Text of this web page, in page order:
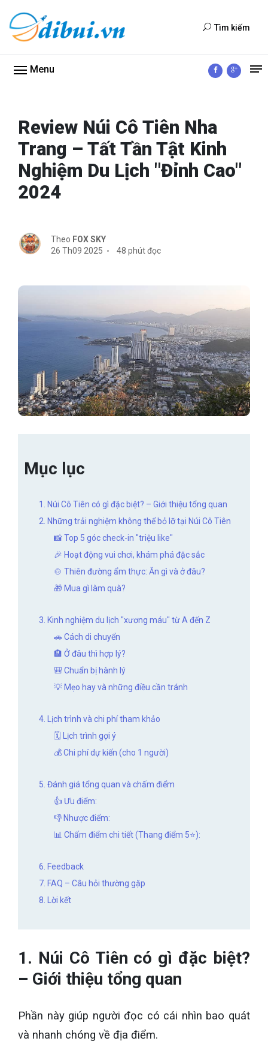
Tìm kiếm
Menu
Review Núi Cô Tiên Nha
Trang – Tất Tần Tật Kinh
Nghiệm Du Lịch "Đỉnh Cao"
2024
Theo FOX SKY
26 Th09 2025
48 phút đọc
Mục lục
1. Núi Cô Tiên có gì đặc biệt? – Giới thiệu tổng quan
2. Những trải nghiệm không thể bỏ lỡ tại Núi Cô Tiên
📸 Top 5 góc check-in "triệu like"
🎉 Hoạt động vui chơi, khám phá đặc sắc
🍲 Thiên đường ẩm thực: Ăn gì và ở đâu?
🎁 Mua gì làm quà?
3. Kinh nghiệm du lịch "xương máu" từ A đến Z
🚗 Cách di chuyển
🏨 Ở đâu thì hợp lý?
🎒 Chuẩn bị hành lý
💡 Mẹo hay và những điều cần tránh
4. Lịch trình và chi phí tham khảo
🗓️ Lịch trình gợi ý
💰 Chi phí dự kiến (cho 1 người)
5. Đánh giá tổng quan và chấm điểm
👍 Ưu điểm:
👎 Nhược điểm:
📊 Chấm điểm chi tiết (Thang điểm 5⭐):
6. Feedback
7. FAQ – Câu hỏi thường gặp
8. Lời kết
1. Núi Cô Tiên có gì đặc biệt?
– Giới thiệu tổng quan
Phần này giúp người đọc có cái nhìn bao quát
và nhanh chóng về địa điểm.